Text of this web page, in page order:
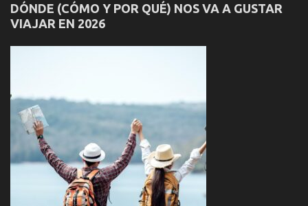
DÓNDE (CÓMO Y POR QUÉ) NOS VA A GUSTAR
VIAJAR EN 2026